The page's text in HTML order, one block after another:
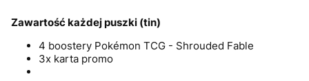
Zawartość każdej puszki (tin)
4 boostery Pokémon TCG - Shrouded Fable
3x karta promo